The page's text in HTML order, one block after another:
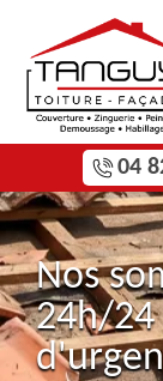
04
Nos
24h/24